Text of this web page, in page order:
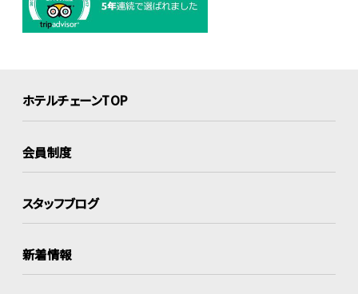
ホテルチェーンTOP
会員制度
スタッフブログ
新着情報